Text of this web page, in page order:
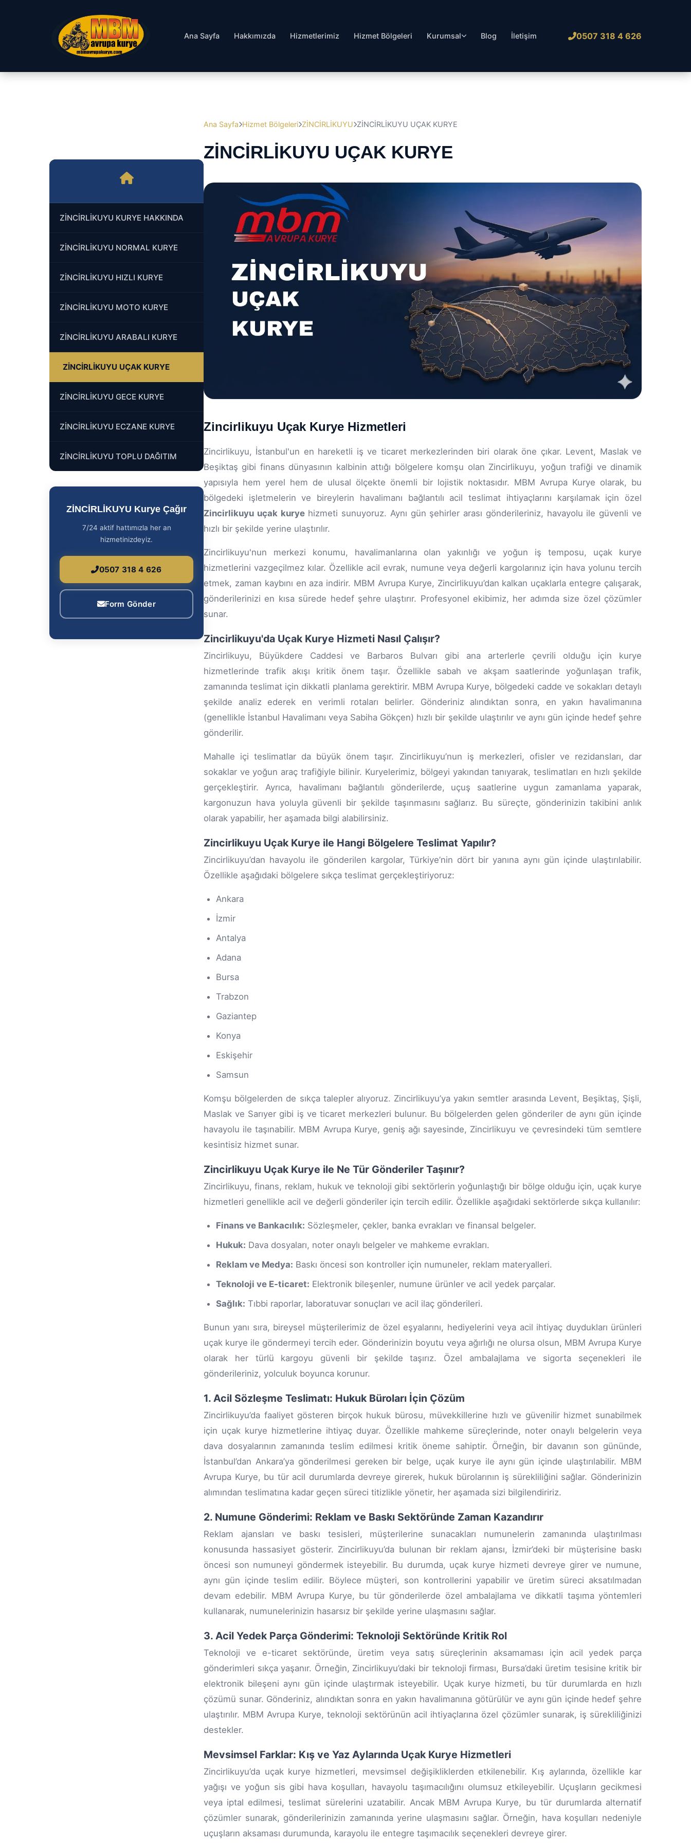
Ana Sayfa Hakkımızda Hizmetlerimiz Hizmet Bölgeleri Kurumsal Blog İletişim 0507 318 4 626
ZİNCİRLİKUYU KURYE HAKKINDA
ZİNCİRLİKUYU NORMAL KURYE
ZİNCİRLİKUYU HIZLI KURYE
ZİNCİRLİKUYU MOTO KURYE
ZİNCİRLİKUYU ARABALI KURYE
ZİNCİRLİKUYU UÇAK KURYE
ZİNCİRLİKUYU GECE KURYE
ZİNCİRLİKUYU ECZANE KURYE
ZİNCİRLİKUYU TOPLU DAĞITIM
ZİNCİRLİKUYU Kurye Çağır
7/24 aktif hattımızla her an
hizmetinizdeyiz.
0507 318 4 626
Form Gönder
Ana Sayfa Hizmet Bölgeleri ZİNCİRLİKUYU ZİNCİRLİKUYU UÇAK KURYE
ZİNCİRLİKUYU UÇAK KURYE
Zincirlikuyu Uçak Kurye Hizmetleri
Zincirlikuyu, İstanbul'un en hareketli iş ve ticaret merkezlerinden biri olarak öne çıkar. Levent, Maslak ve
Beşiktaş gibi finans dünyasının kalbinin attığı bölgelere komşu olan Zincirlikuyu, yoğun trafiği ve dinamik
yapısıyla hem yerel hem de ulusal ölçekte önemli bir lojistik noktasıdır. MBM Avrupa Kurye olarak, bu
bölgedeki işletmelerin ve bireylerin havalimanı bağlantılı acil teslimat ihtiyaçlarını karşılamak için özel
Zincirlikuyu uçak kuryehizmeti sunuyoruz. Aynı gün şehirler arası gönderileriniz, havayolu ile güvenli ve
hızlı bir şekilde yerine ulaştırılır.
Zincirlikuyu'nun merkezi konumu, havalimanlarına olan yakınlığı ve yoğun iş temposu, uçak kurye
hizmetlerini vazgeçilmez kılar. Özellikle acil evrak, numune veya değerli kargolarınız için hava yolunu tercih
etmek, zaman kaybını en aza indirir. MBM Avrupa Kurye, Zincirlikuyu’dan kalkan uçaklarla entegre çalışarak,
gönderilerinizi en kısa sürede hedef şehre ulaştırır. Profesyonel ekibimiz, her adımda size özel çözümler
sunar.
Zincirlikuyu'da Uçak Kurye Hizmeti Nasıl Çalışır?
Zincirlikuyu, Büyükdere Caddesi ve Barbaros Bulvarı gibi ana arterlerle çevrili olduğu için kurye
hizmetlerinde trafik akışı kritik önem taşır. Özellikle sabah ve akşam saatlerinde yoğunlaşan trafik,
zamanında teslimat için dikkatli planlama gerektirir. MBM Avrupa Kurye, bölgedeki cadde ve sokakları detaylı
şekilde analiz ederek en verimli rotaları belirler. Gönderiniz alındıktan sonra, en yakın havalimanına
(genellikle İstanbul Havalimanı veya Sabiha Gökçen) hızlı bir şekilde ulaştırılır ve aynı gün içinde hedef şehre
gönderilir.
Mahalle içi teslimatlar da büyük önem taşır. Zincirlikuyu’nun iş merkezleri, ofisler ve rezidansları, dar
sokaklar ve yoğun araç trafiğiyle bilinir. Kuryelerimiz, bölgeyi yakından tanıyarak, teslimatları en hızlı şekilde
gerçekleştirir. Ayrıca, havalimanı bağlantılı gönderilerde, uçuş saatlerine uygun zamanlama yaparak,
kargonuzun hava yoluyla güvenli bir şekilde taşınmasını sağlarız. Bu süreçte, gönderinizin takibini anlık
olarak yapabilir, her aşamada bilgi alabilirsiniz.
Zincirlikuyu Uçak Kurye ile Hangi Bölgelere Teslimat Yapılır?
Zincirlikuyu’dan havayolu ile gönderilen kargolar, Türkiye’nin dört bir yanına aynı gün içinde ulaştırılabilir.
Özellikle aşağıdaki bölgelere sıkça teslimat gerçekleştiriyoruz:
Ankara
İzmir
Antalya
Adana
Bursa
Trabzon
Gaziantep
Konya
Eskişehir
Samsun
Komşu bölgelerden de sıkça talepler alıyoruz. Zincirlikuyu’ya yakın semtler arasında Levent, Beşiktaş, Şişli,
Maslak ve Sarıyer gibi iş ve ticaret merkezleri bulunur. Bu bölgelerden gelen gönderiler de aynı gün içinde
havayolu ile taşınabilir. MBM Avrupa Kurye, geniş ağı sayesinde, Zincirlikuyu ve çevresindeki tüm semtlere
kesintisiz hizmet sunar.
Zincirlikuyu Uçak Kurye ile Ne Tür Gönderiler Taşınır?
Zincirlikuyu, finans, reklam, hukuk ve teknoloji gibi sektörlerin yoğunlaştığı bir bölge olduğu için, uçak kurye
hizmetleri genellikle acil ve değerli gönderiler için tercih edilir. Özellikle aşağıdaki sektörlerde sıkça kullanılır:
Finans ve Bankacılık: Sözleşmeler, çekler, banka evrakları ve finansal belgeler.
Hukuk: Dava dosyaları, noter onaylı belgeler ve mahkeme evrakları.
Reklam ve Medya: Baskı öncesi son kontroller için numuneler, reklam materyalleri.
Teknoloji ve E-ticaret: Elektronik bileşenler, numune ürünler ve acil yedek parçalar.
Sağlık: Tıbbi raporlar, laboratuvar sonuçları ve acil ilaç gönderileri.
Bunun yanı sıra, bireysel müşterilerimiz de özel eşyalarını, hediyelerini veya acil ihtiyaç duydukları ürünleri
uçak kurye ile göndermeyi tercih eder. Gönderinizin boyutu veya ağırlığı ne olursa olsun, MBM Avrupa Kurye
olarak her türlü kargoyu güvenli bir şekilde taşırız. Özel ambalajlama ve sigorta seçenekleri ile
gönderileriniz, yolculuk boyunca korunur.
1. Acil Sözleşme Teslimatı: Hukuk Büroları İçin Çözüm
Zincirlikuyu’da faaliyet gösteren birçok hukuk bürosu, müvekkillerine hızlı ve güvenilir hizmet sunabilmek
için uçak kurye hizmetlerine ihtiyaç duyar. Özellikle mahkeme süreçlerinde, noter onaylı belgelerin veya
dava dosyalarının zamanında teslim edilmesi kritik öneme sahiptir. Örneğin, bir davanın son gününde,
İstanbul’dan Ankara’ya gönderilmesi gereken bir belge, uçak kurye ile aynı gün içinde ulaştırılabilir. MBM
Avrupa Kurye, bu tür acil durumlarda devreye girerek, hukuk bürolarının iş sürekliliğini sağlar. Gönderinizin
alımından teslimatına kadar geçen süreci titizlikle yönetir, her aşamada sizi bilgilendiririz.
2. Numune Gönderimi: Reklam ve Baskı Sektöründe Zaman Kazandırır
Reklam ajansları ve baskı tesisleri, müşterilerine sunacakları numunelerin zamanında ulaştırılması
konusunda hassasiyet gösterir. Zincirlikuyu’da bulunan bir reklam ajansı, İzmir’deki bir müşterisine baskı
öncesi son numuneyi göndermek isteyebilir. Bu durumda, uçak kurye hizmeti devreye girer ve numune,
aynı gün içinde teslim edilir. Böylece müşteri, son kontrollerini yapabilir ve üretim süreci aksatılmadan
devam edebilir. MBM Avrupa Kurye, bu tür gönderilerde özel ambalajlama ve dikkatli taşıma yöntemleri
kullanarak, numunelerinizin hasarsız bir şekilde yerine ulaşmasını sağlar.
3. Acil Yedek Parça Gönderimi: Teknoloji Sektöründe Kritik Rol
Teknoloji ve e-ticaret sektöründe, üretim veya satış süreçlerinin aksamaması için acil yedek parça
gönderimleri sıkça yaşanır. Örneğin, Zincirlikuyu’daki bir teknoloji firması, Bursa’daki üretim tesisine kritik bir
elektronik bileşeni aynı gün içinde ulaştırmak isteyebilir. Uçak kurye hizmeti, bu tür durumlarda en hızlı
çözümü sunar. Gönderiniz, alındıktan sonra en yakın havalimanına götürülür ve aynı gün içinde hedef şehre
ulaştırılır. MBM Avrupa Kurye, teknoloji sektörünün acil ihtiyaçlarına özel çözümler sunarak, iş sürekliliğinizi
destekler.
Mevsimsel Farklar: Kış ve Yaz Aylarında Uçak Kurye Hizmetleri
Zincirlikuyu’da uçak kurye hizmetleri, mevsimsel değişikliklerden etkilenebilir. Kış aylarında, özellikle kar
yağışı ve yoğun sis gibi hava koşulları, havayolu taşımacılığını olumsuz etkileyebilir. Uçuşların gecikmesi
veya iptal edilmesi, teslimat sürelerini uzatabilir. Ancak MBM Avrupa Kurye, bu tür durumlarda alternatif
çözümler sunarak, gönderilerinizin zamanında yerine ulaşmasını sağlar. Örneğin, hava koşulları nedeniyle
uçuşların aksaması durumunda, karayolu ile entegre taşımacılık seçenekleri devreye girer.